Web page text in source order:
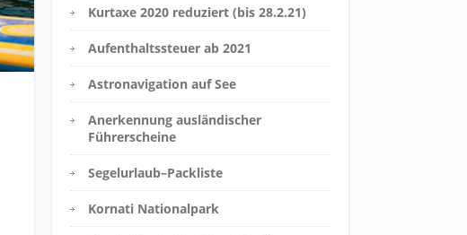
Kurtaxe 2020 reduziert (bis 28.2.21)
Aufenthaltssteuer ab 2021
Astronavigation auf See
Anerkennung ausländischer
Führerscheine
Segelurlaub–Packliste
Kornati Nationalpark